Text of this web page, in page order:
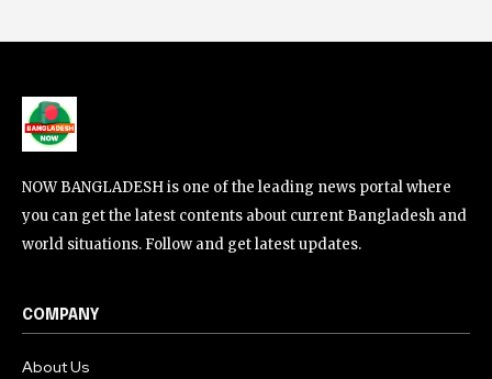
NOW BANGLADESH is one of the leading news portal where
you can get the latest contents about current Bangladesh and
world situations. Follow and get latest updates.
COMPANY
About Us